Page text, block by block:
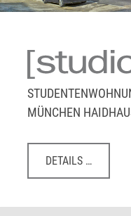
MÜNCHEN
DETAILS …